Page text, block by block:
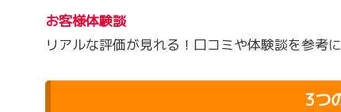
お客様体験談
リアルな評価が見れる！口コミや体験談を参考に
3つ